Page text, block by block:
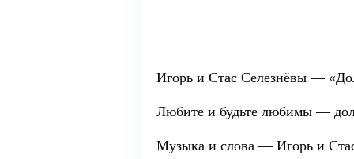
Игорь и Стас Селезнёвы —
Любите и будьте любимы —
Музыка и слова — Игорь и